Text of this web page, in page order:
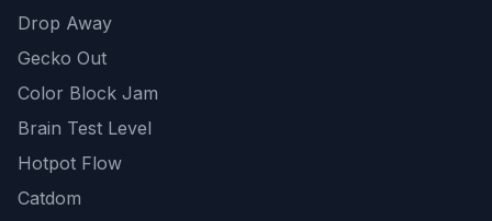
Drop Away
Gecko Out
Color Block Jam
Brain Test Level
Hotpot Flow
Catdom